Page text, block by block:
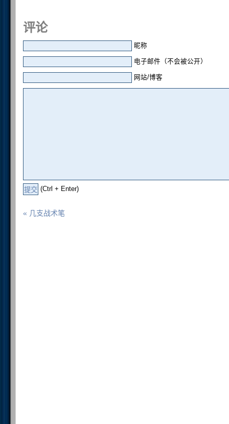
评论
昵称
电子邮件（不会被公开）
网站/博客
(Ctrl + Enter)
« 几支战术笔